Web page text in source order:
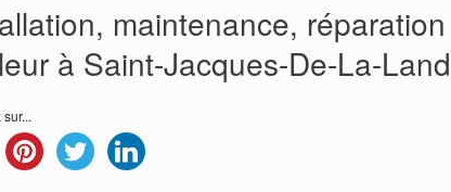
maintenance,
à Saint-Jacques-De-La-